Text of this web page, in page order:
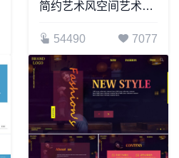
简约艺术风空间艺术设计广告策划通用PPT模板
54490 7077